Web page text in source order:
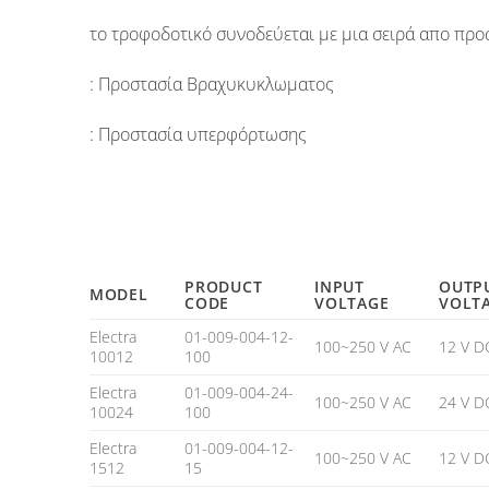
το τροφοδοτικό συνοδεύεται με μια σειρά απο
: Προστασία Βραχυκυκλωματος
: Προστασία υπερφόρτωσης
MODEL PRODUCT
CODE
INPUT
VOLTAGE
Electra
10012
01-009-004-12-
100
100~250 V AC 12 V
Electra
10024
01-009-004-24-
100
100~250 V AC 24 V
Electra
1512
01-009-004-12-
15
100~250 V AC 12 V